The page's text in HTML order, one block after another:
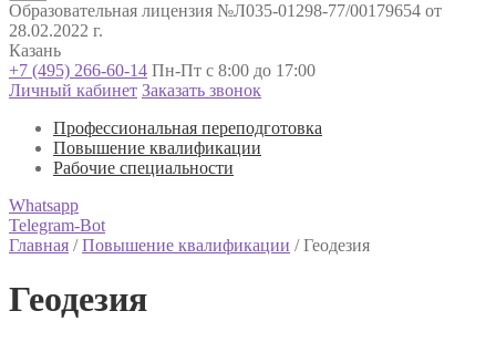
Образовательная лицензия №Л035-01298-77/00179654 от
28.02.2022 г.
Казань
+7 (495) 266-60-14 Пн-Пт с 8:00 до 17:00
Личный кабинет Заказать звонок
Профессиональная переподготовка
Повышение квалификации
Рабочие специальности
Whatsapp
Telegram-Bot
Главная /Повышение квалификации /Геодезия
Геодезия